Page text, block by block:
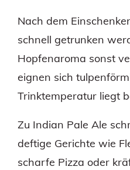
Nach dem
schnell getrunken
Hopfenaroma sonst
eignen sich
Trinktemperatur liegt
Zu Indian Pale Ale
deftige Gerichte wie
scharfe Pizza oder